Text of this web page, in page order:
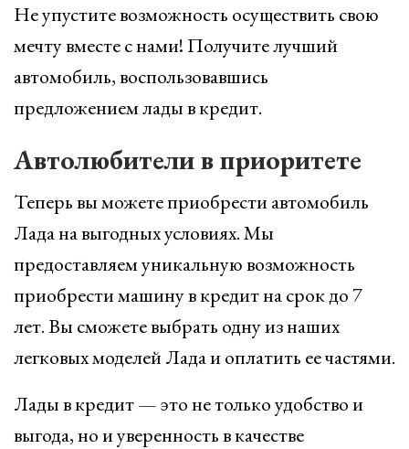
Не упустите возможность осуществить свою
мечту вместе с нами! Получите лучший
автомобиль, воспользовавшись
предложением лады в кредит.
Автолюбители в приоритете
Теперь вы можете приобрести автомобиль
Лада на выгодных условиях. Мы
предоставляем уникальную возможность
приобрести машину в кредит на срок до 7
лет. Вы сможете выбрать одну из наших
легковых моделей Лада и оплатить ее частями.
Лады в кредит — это не только удобство и
выгода, но и уверенность в качестве